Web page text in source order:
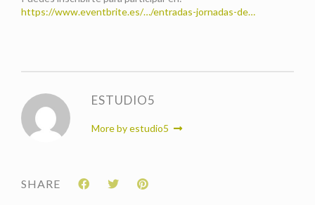
https://www.eventbrite.es/…/entradas-jornadas-de…
ESTUDIO5
More by estudio5
SHARE